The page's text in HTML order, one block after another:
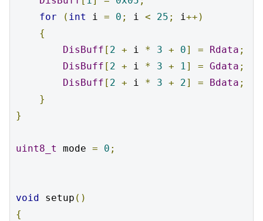
for
( int i = 0 ; i < 25 ; i++)
{
DisBuff [ 2 + i * 3 + 0] = Rdata ;
DisBuff [ 2 + i * 3 + 1] = Gdata ;
DisBuff [ 2 + i * 3 + 2] = Bdata ;
}
}
uint8_t mode = 0 ;
void setup ()
{